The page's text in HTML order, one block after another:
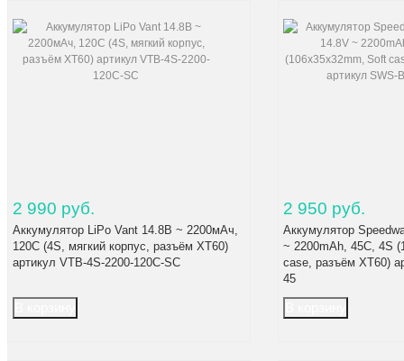
2 990 руб.
Аккумулятор LiPo Vant 14.8В ~ 2200мАч,
120C (4S, мягкий корпус, разъём XT60)
артикул VTB-4S-2200-120C-SC
2 950 руб.
Аккумулятор
~ 2200mAh, 45C, 4S
case, разъём XT60)
45